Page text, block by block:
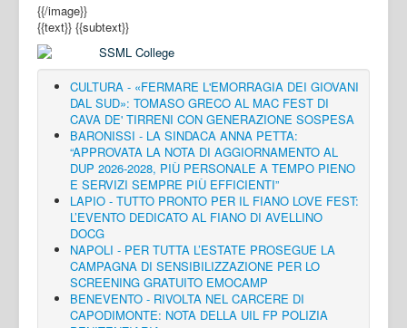
{{/image}}
{{text}} {{subtext}}
CULTURA - «FERMARE L'EMORRAGIA DEI GIOVANI
DAL SUD»: TOMASO GRECO AL MAC FEST DI
CAVA DE' TIRRENI CON GENERAZIONE SOSPESA
BARONISSI - LA SINDACA ANNA PETTA:
“APPROVATA LA NOTA DI AGGIORNAMENTO AL
DUP 2026-2028, PIÙ PERSONALE A TEMPO PIENO
E SERVIZI SEMPRE PIÙ EFFICIENTI”
LAPIO - TUTTO PRONTO PER IL FIANO LOVE FEST:
L’EVENTO DEDICATO AL FIANO DI AVELLINO
DOCG
NAPOLI - PER TUTTA L’ESTATE PROSEGUE LA
CAMPAGNA DI SENSIBILIZZAZIONE PER LO
SCREENING GRATUITO EMOCAMP
BENEVENTO - RIVOLTA NEL CARCERE DI
CAPODIMONTE: NOTA DELLA UIL FP POLIZIA